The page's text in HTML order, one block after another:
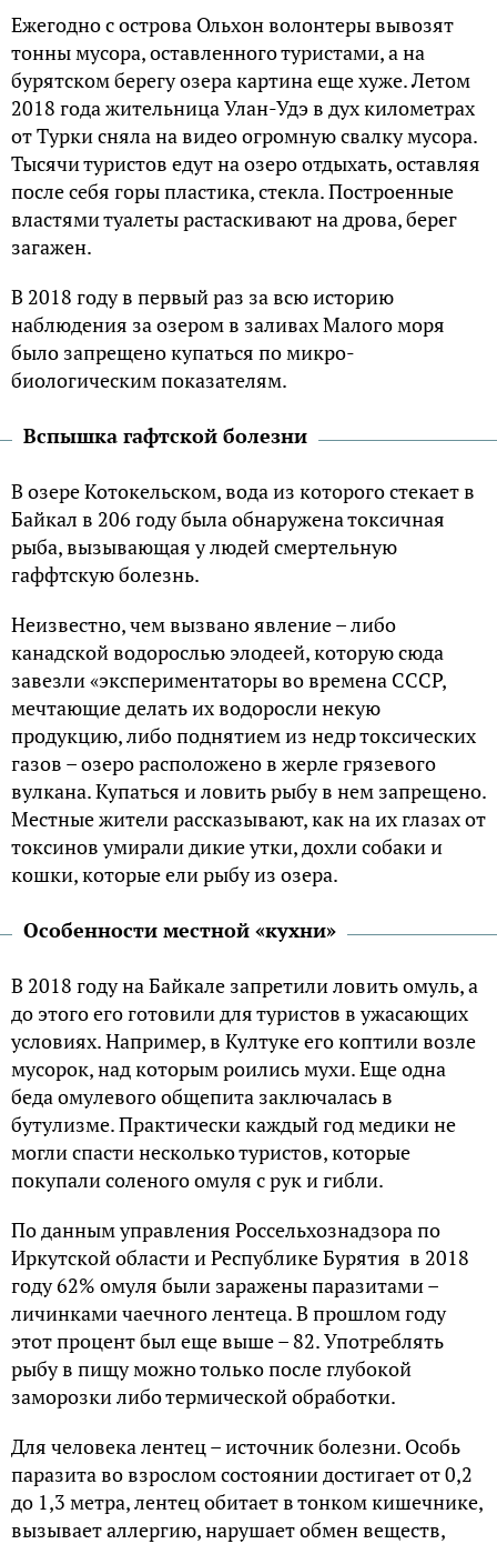
Ежегодно с острова Ольхон волонтеры вывозят
тонны мусора, оставленного туристами, а на
бурятском берегу озера картина еще хуже. Летом
2018 года жительница Улан-Удэ в дух километрах
от Турки сняла на видео огромную свалку мусора.
Тысячи туристов едут на озеро отдыхать, оставляя
после себя горы пластика, стекла. Построенные
властями туалеты растаскивают на дрова, берег
загажен.
В 2018 году в первый раз за всю историю
наблюдения за озером в заливах Малого моря
было запрещено купаться по микро-
биологическим показателям.
Вспышка гафтской болезни
В озере Котокельском, вода из которого стекает в
Байкал в 206 году была обнаружена токсичная
рыба, вызывающая у людей смертельную
гаффтскую болезнь.
Неизвестно, чем вызвано явление – либо
канадской водорослью элодеей, которую сюда
завезли «экспериментаторы во времена СССР,
мечтающие делать их водоросли некую
продукцию, либо поднятием из недр токсических
газов – озеро расположено в жерле грязевого
вулкана. Купаться и ловить рыбу в нем запрещено.
Местные жители рассказывают, как на их глазах от
токсинов умирали дикие утки, дохли собаки и
кошки, которые ели рыбу из озера.
Особенности местной «кухни»
В 2018 году на Байкале запретили ловить омуль, а
до этого его готовили для туристов в ужасающих
условиях. Например, в Култуке его коптили возле
мусорок, над которым роились мухи. Еще одна
беда омулевого общепита заключалась в
бутулизме. Практически каждый год медики не
могли спасти несколько туристов, которые
покупали соленого омуля с рук и гибли.
По данным управления Россельхознадзора по
Иркутской области и Республике Бурятия в 2018
году 62% омуля были заражены паразитами –
личинками чаечного лентеца. В прошлом году
этот процент был еще выше – 82. Употреблять
рыбу в пищу можно только после глубокой
заморозки либо термической обработки.
Для человека лентец – источник болезни. Особь
паразита во взрослом состоянии достигает от 0,2
до 1,3 метра, лентец обитает в тонком кишечнике,
вызывает аллергию, нарушает обмен веществ,